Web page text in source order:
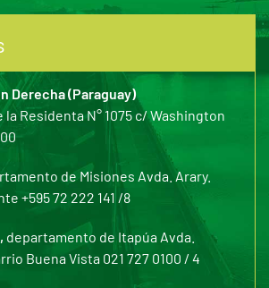
Derecha (Paraguay)
la Residenta N° 1075 c/ Washington
de Misiones Avda. Arary.
+595 72 222 141 /8
departamento de Itapúa Avda.
Buena Vista 021 727 0100 / 4